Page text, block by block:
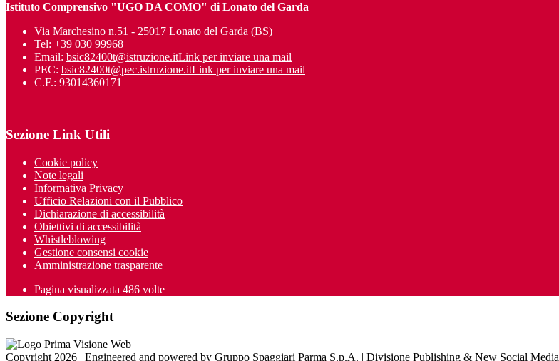
Istituto Comprensivo "UGO DA COMO" di Lonato del Garda
Via Marchesino n.51 - 25017 Lonato del Garda (BS)
Tel: +39 030 99968
Email: bsic82400t@istruzione.itLink per inviare una mail
PEC: bsic82400t@pec.istruzione.itLink per inviare una mail
C.F.: 93014360171
Sezione Link Utili
Cookie policy
Note legali
Informativa Privacy
Ufficio Relazioni con il Pubblico
Dichiarazione di accessibilità
Obiettivi di accessibilità
Whistleblowing
Gestione consensi cookie
Amministrazione trasparente
Pagina visualizzata 486 volte
Sezione Copyright
Copyright 2026 | Engineered and powered by Gruppo Spaggiari Parma S.p.A. | Divisione Publishing & New Social Media